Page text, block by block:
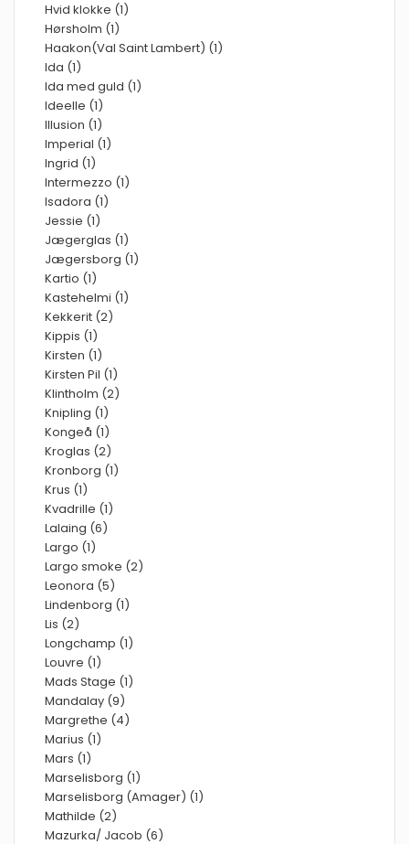
Hvid klokke (1)
Hørsholm (1)
Haakon(Val Saint Lambert) (1)
Ida (1)
Ida med guld (1)
Ideelle (1)
Illusion (1)
Imperial (1)
Ingrid (1)
Intermezzo (1)
Isadora (1)
Jessie (1)
Jægerglas (1)
Jægersborg (1)
Kartio (1)
Kastehelmi (1)
Kekkerit (2)
Kippis (1)
Kirsten (1)
Kirsten Pil (1)
Klintholm (2)
Knipling (1)
Kongeå (1)
Kroglas (2)
Kronborg (1)
Krus (1)
Kvadrille (1)
Lalaing (6)
Largo (1)
Largo smoke (2)
Leonora (5)
Lindenborg (1)
Lis (2)
Longchamp (1)
Louvre (1)
Mads Stage (1)
Mandalay (9)
Margrethe (4)
Marius (1)
Mars (1)
Marselisborg (1)
Marselisborg (Amager) (1)
Mathilde (2)
Mazurka/ Jacob (6)